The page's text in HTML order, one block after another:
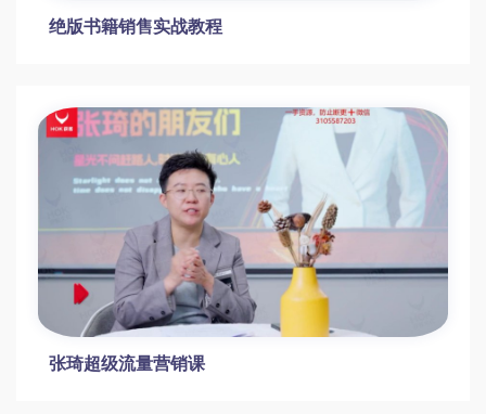
绝版书籍销售实战教程
张琦超级流量营销课